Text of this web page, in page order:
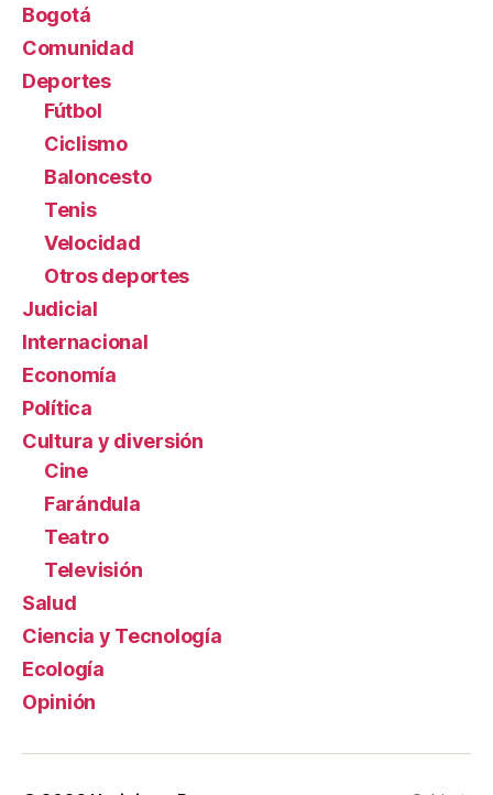
Bogotá
Comunidad
Deportes
Fútbol
Ciclismo
Baloncesto
Tenis
Velocidad
Otros deportes
Judicial
Internacional
Economía
Política
Cultura y diversión
Cine
Farándula
Teatro
Televisión
Salud
Ciencia y Tecnología
Ecología
Opinión